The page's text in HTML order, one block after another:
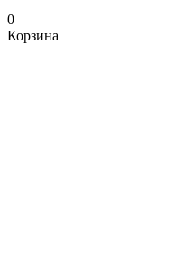
0
Корзина